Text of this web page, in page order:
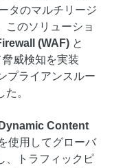
タのマルチリージ
このソリューショ
(WAF)と
威検知を実装
プライアンスルー
。
Dynamic Content
使用してグローバ
、トラフィックピ